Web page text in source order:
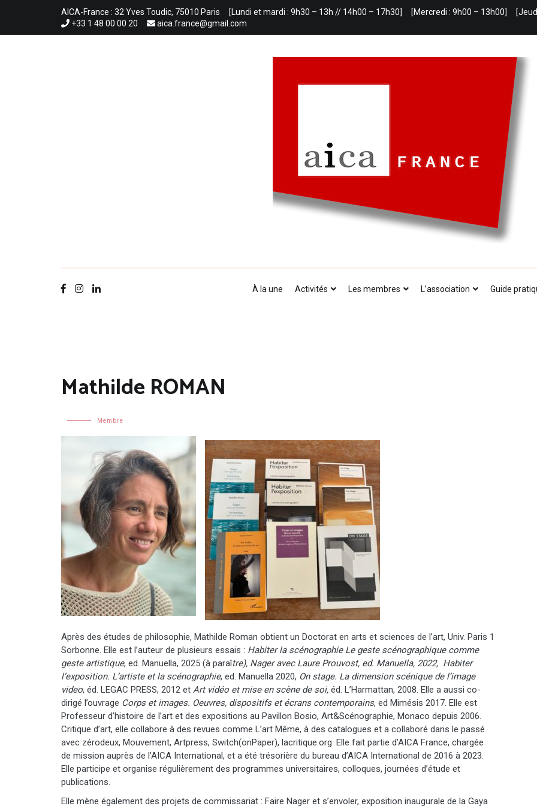
AICA-France : 32 Yves Toudic, 75010 Paris [Lundi et mardi : 9h30 – 13h // 14h00 – 17h30] [Mercredi : 9h00 – 13h00]
+33 1 48 00 00 20
aica.france@gmail.com
À la une Activités Les membres L’association Guide
Mathilde ROMAN
Membre
Après des études de philosophie, Mathilde Roman obtient un Doctorat en arts et sciences de l’art, Univ. Paris 1
Sorbonne. Elle est l’auteur de plusieurs essais : Habiter la scénographie Le geste scénographique comme
geste artistique, ed. Manuella, 2025 (à paraître), Nager avec Laure Prouvost, ed. Manuella, 2022, Habiter
l’exposition. L’artiste et la scénographie, ed. Manuella 2020, On stage. La dimension scénique de l’image
video, éd. LEGAC PRESS, 2012 et Art vidéo et mise en scène de soi, éd. L’Harmattan, 2008. Elle a aussi co-
dirigé l’ouvrage Corps et images. Oeuvres, dispositifs et écrans contemporains, ed Mimésis 2017. Elle est
Professeur d’histoire de l’art et des expositions au Pavillon Bosio, Art&Scénographie, Monaco depuis 2006.
Critique d’art, elle collabore à des revues comme L’art Même, à des catalogues et a collaboré dans le passé
avec zérodeux, Mouvement, Artpress, Switch(onPaper), lacritique.org. Elle fait partie d’AICA France, chargée
de mission auprès de l’AICA International, et a été trésorière du bureau d’AICA International de 2016 à 2023.
Elle participe et organise régulièrement des programmes universitaires, colloques, journées d’étude et
publications.
Elle mène également des projets de commissariat : Faire Nager et s’envoler, exposition inaugurale de la Gaya